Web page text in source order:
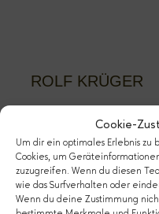
Cookie-
Um dir ein optimales Erlebnis
Cookies, um
zuzugreifen. Wenn du diesen
wie das Surfverhalten oder
Wenn du deine Zustimmung
ROLF KRÜGER
PREVIOUS